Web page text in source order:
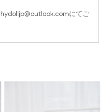
hydolljp@outlook.comにてご